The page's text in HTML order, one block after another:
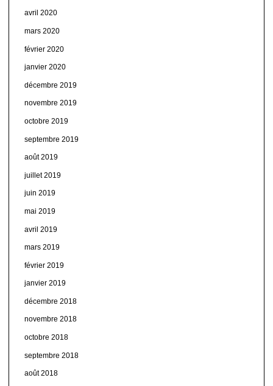
avril 2020
mars 2020
février 2020
janvier 2020
décembre 2019
novembre 2019
octobre 2019
septembre 2019
août 2019
juillet 2019
juin 2019
mai 2019
avril 2019
mars 2019
février 2019
janvier 2019
décembre 2018
novembre 2018
octobre 2018
septembre 2018
août 2018